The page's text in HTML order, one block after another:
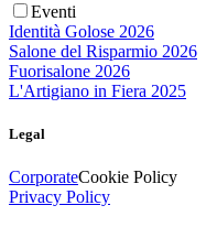
Eventi
Identità Golose 2026
Salone del Risparmio 2026
Fuorisalone 2026
L'Artigiano in Fiera 2025
Legal
CorporateCookie Policy
Privacy Policy